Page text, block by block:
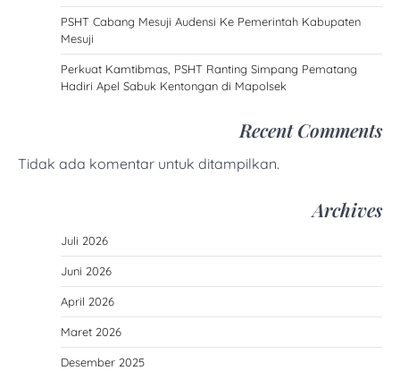
PSHT Cabang Mesuji Audensi Ke Pemerintah Kabupaten
Mesuji
Perkuat Kamtibmas, PSHT Ranting Simpang Pematang
Hadiri Apel Sabuk Kentongan di Mapolsek
Recent Comments
Tidak ada komentar untuk ditampilkan.
Archives
Juli 2026
Juni 2026
April 2026
Maret 2026
Desember 2025